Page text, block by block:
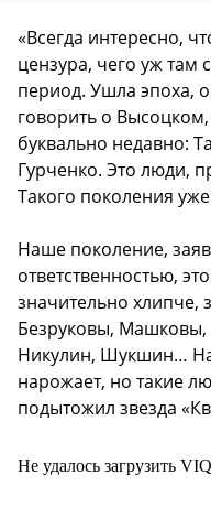
«Всегда интересно,
цензура, чего уж там
период. Ушла эпоха,
говорить о
буквально недавно:
Гурченко. Это люди,
Такого поколения
Наше поколение,
ответственностью,
значительно хлипче,
Безруковы, Машковы,
Никулин, Шукшин…
нарожает, но такие
подытожил звезда
Не удалось загрузить